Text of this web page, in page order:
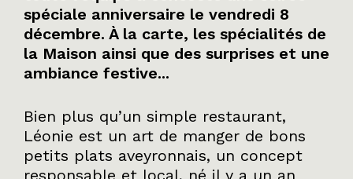
spéciale anniversaire le vendredi 8
décembre. À la carte, les spécialités de
la Maison ainsi que des surprises et une
ambiance festive...
Bien plus qu’un simple restaurant,
Léonie est un art de manger de bons
petits plats aveyronnais, un concept